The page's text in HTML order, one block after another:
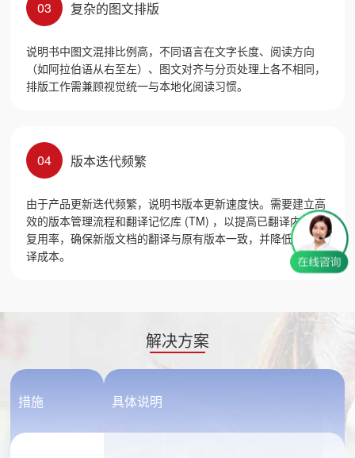
03 复杂的图文排版
说明书中图文混排比例高，不同语言在文字长度、阅读方向
（如阿拉伯语从右至左）、图文对齐与分页处理上各不相同，
排版工作需兼顾视觉统一与本地化阅读习惯。
04 版本迭代频繁
由于产品更新迭代频繁，说明书版本更新速度快。需要建立高
效的版本管理流程和翻译记忆库 (TM) ，以提高已翻译内容的
复用率，确保新版文档的翻译与原有版本一致，并降低整体翻
译成本。
解决方案
措施 具体说明